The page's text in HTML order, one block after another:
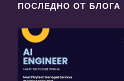
ПОСЛЕДНО ОТ БЛОГА